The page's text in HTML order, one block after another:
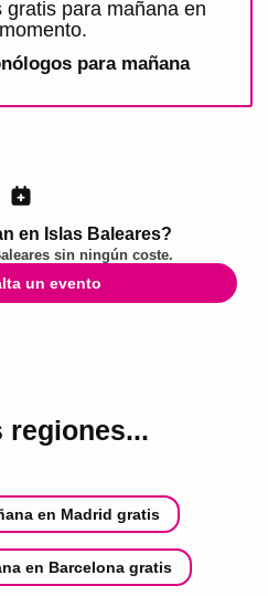
gratis para mañana en
para mañana
en Islas Baleares?
sin ningún coste.
un evento
regiones...
en Madrid gratis
en Barcelona gratis